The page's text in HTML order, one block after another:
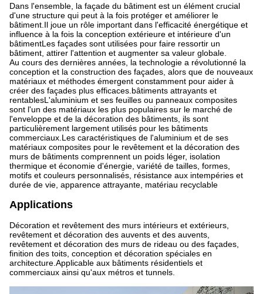
Dans l'ensemble, la façade du bâtiment est un élément crucial
d'une structure qui peut à la fois protéger et améliorer le
bâtiment.Il joue un rôle important dans l'efficacité énergétique et
influence à la fois la conception extérieure et intérieure d'un
bâtimentLes façades sont utilisées pour faire ressortir un
bâtiment, attirer l'attention et augmenter sa valeur globale.
Au cours des dernières années, la technologie a révolutionné la
conception et la construction des façades, alors que de nouveaux
matériaux et méthodes émergent constamment pour aider à
créer des façades plus efficaces.bâtiments attrayants et
rentablesL'aluminium et ses feuilles ou panneaux composites
sont l'un des matériaux les plus populaires sur le marché de
l'enveloppe et de la décoration des bâtiments, ils sont
particulièrement largement utilisés pour les bâtiments
commerciaux.Les caractéristiques de l'aluminium et de ses
matériaux composites pour le revêtement et la décoration des
murs de bâtiments comprennent un poids léger, isolation
thermique et économie d'énergie, variété de tailles, formes,
motifs et couleurs personnalisés, résistance aux intempéries et
durée de vie, apparence attrayante, matériau recyclable
Applications
Décoration et revêtement des murs intérieurs et extérieurs,
revêtement et décoration des auvents et des auvents,
revêtement et décoration des murs de rideau ou des façades,
finition des toits, conception et décoration spéciales en
architecture.Applicable aux bâtiments résidentiels et
commerciaux ainsi qu'aux métros et tunnels.